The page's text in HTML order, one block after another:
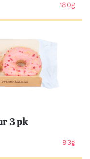
180g
3 pk
93g